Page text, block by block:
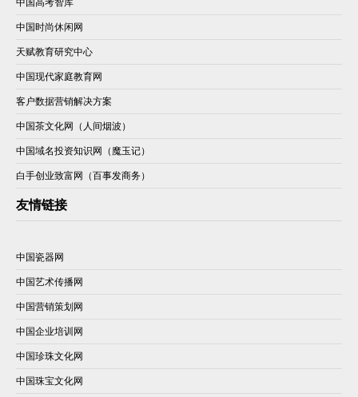
中国时尚休闲网
天赋教育研究中心
中国现代家庭教育网
客户数据营销解决方案
中国茶文化网（人间烟波）
中国域名投资知识网（魔玉记）
白手创业致富网（百事发商务）
友情链接
中国瓷器网
中国艺术传播网
中国营销策划网
中国企业培训网
中国珍珠文化网
中国珠宝文化网